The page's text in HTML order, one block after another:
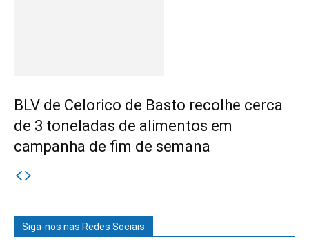
BLV de Celorico de Basto recolhe cerca
de 3 toneladas de alimentos em
campanha de fim de semana
Siga-nos nas Redes Sociais